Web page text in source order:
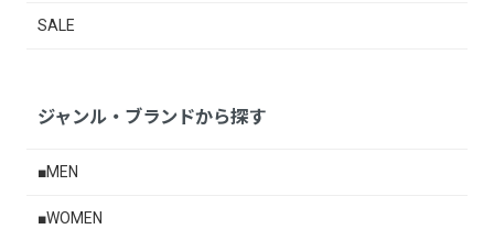
SALE
ジャンル・ブランドから探す
■MEN
■WOMEN